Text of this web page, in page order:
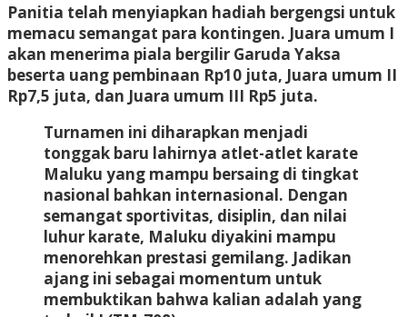
Panitia telah menyiapkan hadiah bergengsi untuk
memacu semangat para kontingen. Juara umum I
akan menerima piala bergilir Garuda Yaksa
beserta uang pembinaan Rp10 juta, Juara umum II
Rp7,5 juta, dan Juara umum III Rp5 juta.
Turnamen ini diharapkan menjadi
tonggak baru lahirnya atlet-atlet karate
Maluku yang mampu bersaing di tingkat
nasional bahkan internasional. Dengan
semangat sportivitas, disiplin, dan nilai
luhur karate, Maluku diyakini mampu
menorehkan prestasi gemilang. Jadikan
ajang ini sebagai momentum untuk
membuktikan bahwa kalian adalah yang